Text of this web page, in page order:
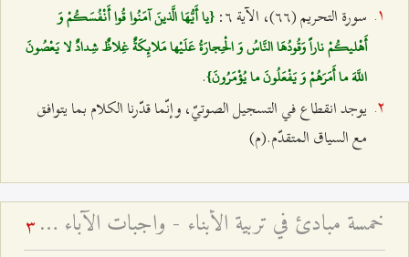
سورة التحريم (٦٦)، الآية ٦:
{يا أَيُّهَا الَّذينَ آمَنُوا قُوا أَنْفُسَكُمْ وَ
أَهْليكُمْ ناراً وَقُودُهَا النَّاسُ وَ الْحِجارَةُ عَلَيْها مَلائِكَةٌ غِلاظٌ شِدادٌ لا يَعْصُونَ
اللَّهَ ما أَمَرَهُمْ وَ يَفْعَلُونَ ما يُؤْمَرُونَ}.
يوجد انقطاع في التسجيل الصوتيّ، وإنّما قدّرنا الكلام بما يتوافق
مع السياق المتقدّم.(م)
خمسة مبادئ في تربية الأبناء - واجبات الآباء في تربية الأطفال ۱ 3